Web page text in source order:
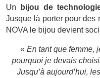
Un bijou de
Jusque là porter pour des
NOVA le bijou devient
« En tant que femme,
pourquoi je devais
Jusqu’à aujourd’hui,